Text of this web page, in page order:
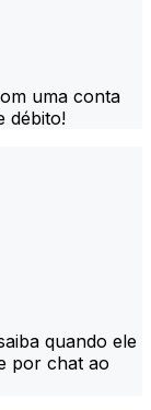
uma conta
débito!
quando ele
por chat ao